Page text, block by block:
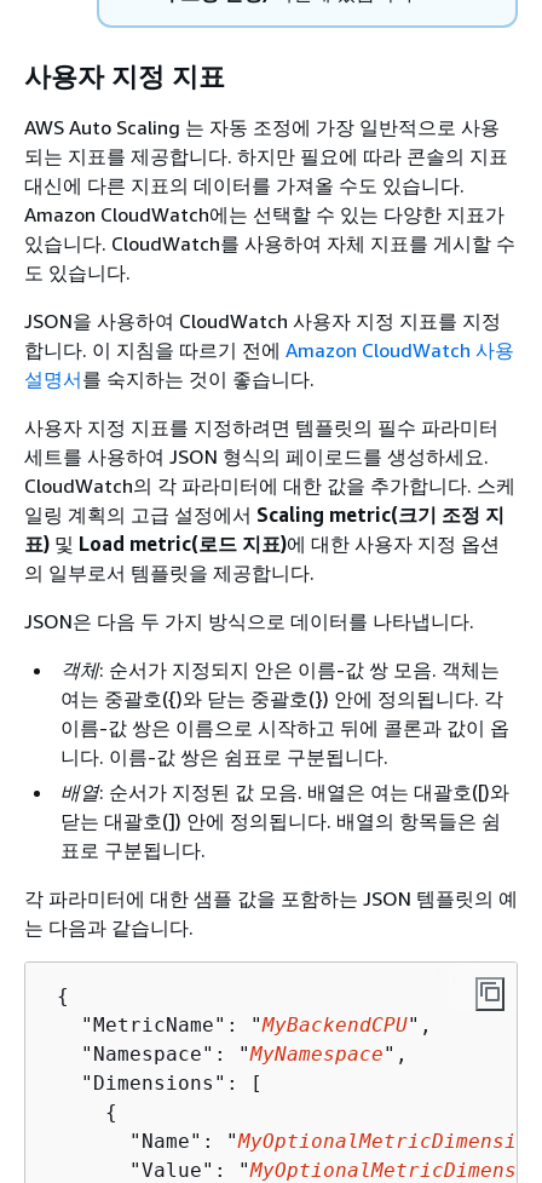
사용자 지정 지표
AWS Auto Scaling 는 자동 조정에 가장 일반적으로 사용
되는 지표를 제공합니다. 하지만 필요에 따라 콘솔의 지표
대신에 다른 지표의 데이터를 가져올 수도 있습니다.
Amazon CloudWatch에는 선택할 수 있는 다양한 지표가
있습니다. CloudWatch를 사용하여 자체 지표를 게시할 수
도 있습니다.
JSON을 사용하여 CloudWatch 사용자 지정 지표를 지정
합니다. 이 지침을 따르기 전에 Amazon CloudWatch 사용
설명서를 숙지하는 것이 좋습니다.
사용자 지정 지표를 지정하려면 템플릿의 필수 파라미터
세트를 사용하여 JSON 형식의 페이로드를 생성하세요.
CloudWatch의 각 파라미터에 대한 값을 추가합니다. 스케
일링 계획의 고급 설정에서 Scaling metric(크기 조정 지
표) 및 Load metric(로드 지표)에 대한 사용자 지정 옵션
의 일부로서 템플릿을 제공합니다.
JSON은 다음 두 가지 방식으로 데이터를 나타냅니다.
객체: 순서가 지정되지 안은 이름-값 쌍 모음. 객체는
여는 중괄호({)와 닫는 중괄호(}) 안에 정의됩니다. 각
이름-값 쌍은 이름으로 시작하고 뒤에 콜론과 값이 옵
니다. 이름-값 쌍은 쉼표로 구분됩니다.
배열: 순서가 지정된 값 모음. 배열은 여는 대괄호([)와
닫는 대괄호(]) 안에 정의됩니다. 배열의 항목들은 쉼
표로 구분됩니다.
각 파라미터에 대한 샘플 값을 포함하는 JSON 템플릿의 예
는 다음과 같습니다.
{
   "MetricName": "
MyBackendCPU",
   "Namespace": "
MyNamespace",
   "Dimensions": [
{
       "Name": "
       "Value": "